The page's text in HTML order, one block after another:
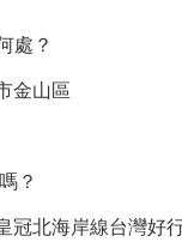
處？
金山區
？
冠北海岸線台灣好